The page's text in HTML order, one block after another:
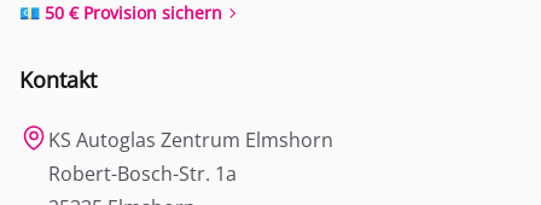
💶 50 € Provision sichern
Kontakt
KS Autoglas Zentrum Elmshorn
Robert-Bosch-Str. 1a